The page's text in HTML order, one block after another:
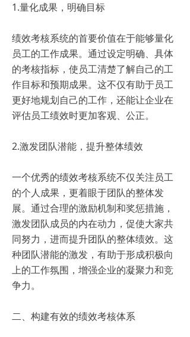
1.量化成果，明确目标
绩效考核系统的首要价值在于能够量化
员工的工作成果。通过设定明确、具体
的考核指标，使员工清楚了解自己的工
作目标和预期成果。这不仅有助于员工
更好地规划自己的工作，还能让企业在
评估员工绩效时更加客观、公正。
2.激发团队潜能，提升整体绩效
一个优秀的绩效考核系统不仅关注员工
的个人成果，更着眼于团队的整体发
展。通过合理的激励机制和奖惩措施，
激发团队成员的内在动力，促使大家共
同努力，进而提升团队的整体绩效。这
种团队潜能的激发，有助于形成积极向
上的工作氛围，增强企业的凝聚力和竞
争力。
二、构建有效的绩效考核体系